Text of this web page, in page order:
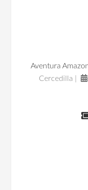
Aventura
Cercedilla |